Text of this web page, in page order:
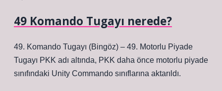
49 Komando Tugayı nerede?
49. Komando Tugayı (Bingöz) – 49. Motorlu Piyade
Tugayı PKK adı altında, PKK daha önce motorlu piyade
sınıfındaki Unity Commando sınıflarına aktarıldı.